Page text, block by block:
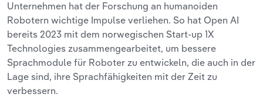
Unternehmen hat der Forschung an humanoiden
Robotern wichtige Impulse verliehen. So hat Open AI
bereits 2023 mit dem norwegischen Start-up 1X
Technologies zusammengearbeitet, um bessere
Sprachmodule für Roboter zu entwickeln, die auch in der
Lage sind, ihre Sprachfähigkeiten mit der Zeit zu
verbessern.